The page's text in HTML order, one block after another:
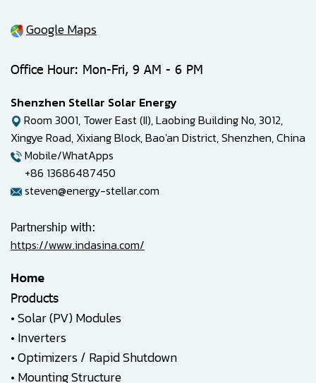
Google Maps
Office Hour: Mon-Fri, 9 AM - 6 PM
Shenzhen Stellar Solar Energy
Room 3001, Tower East (II), Laobing Building No, 3012,
Xingye Road, Xixiang Block, Bao'an District, Shenzhen, China
Mobile/WhatApps
+86 13686487450
steven@energy-stellar.com
Partnership with:
https://www.indasina.com/
Home
Products
•Solar (PV) Modules
• Inverters
•Optimizers / Rapid Shutdown
• Mounting Structure